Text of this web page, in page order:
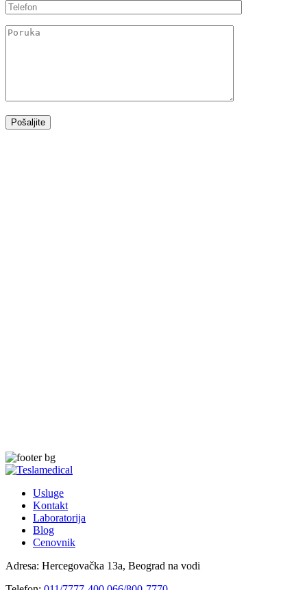
Usluge
Kontakt
Laboratorija
Blog
Cenovnik
Adresa: Hercegovačka 13a, Beograd na vodi